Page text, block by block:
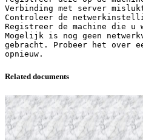
Verbinding met server
Controleer de
Registreer de machine die u
Mogelijk is nog geen
gebracht. Probeer het over
Related documents